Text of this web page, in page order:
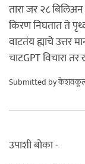
तारा जर २८
किरण निघतात ते
वाटतंय ह्याचे उत्तर
चाटGPT विचारा
Submitted by
उपाशी बोका -